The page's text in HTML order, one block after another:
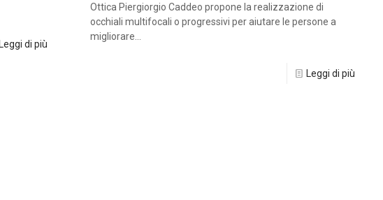
di più
Ottica Piergiorgio Caddeo propone la realizzazione di
occhiali multifocali o progressivi per aiutare le persone a
migliorare...
Leggi di più